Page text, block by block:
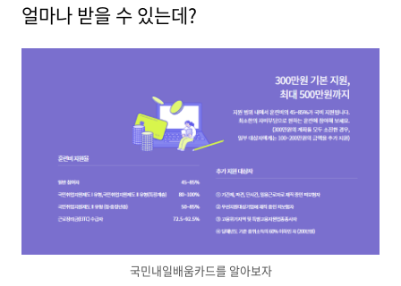
얼마나 받을 수 있는데?
국민내일배움카드를 알아보자